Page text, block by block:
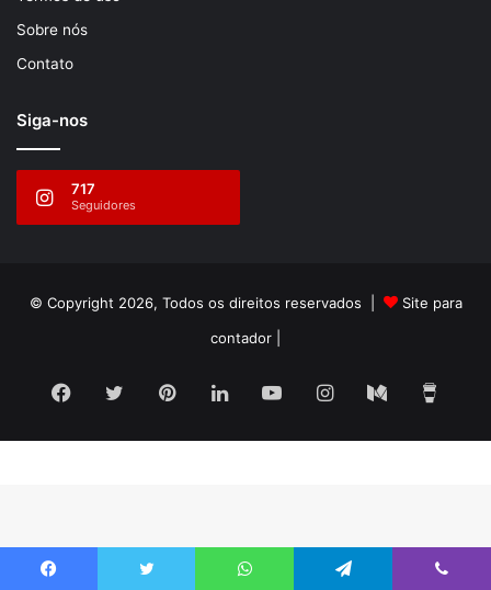
Sobre nós
Contato
Siga-nos
717
Seguidores
© Copyright 2026, Todos os direitos reservados |
Site para
contador